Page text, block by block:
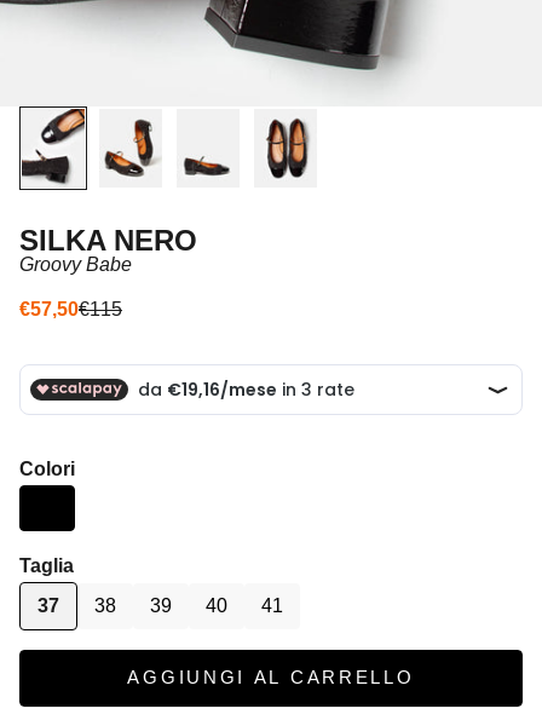
SILKA NERO
Groovy Babe
Prezzo scontato
€57,50Prezzo
€115
Colori
Taglia
37
38 39 40 41
AGGIUNGI AL CARRELLO